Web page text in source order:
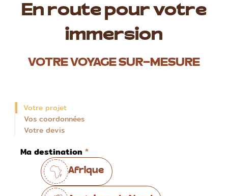
En route pour votre
immersion
VOTRE VOYAGE SUR-MESURE
Votre projet
Vos coordonnées
Votre devis
Ma destination
Afrique